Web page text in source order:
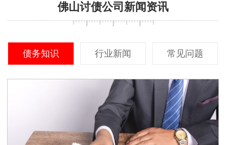
佛山讨债公司新闻资讯
债务知识 行业新闻 常见问题